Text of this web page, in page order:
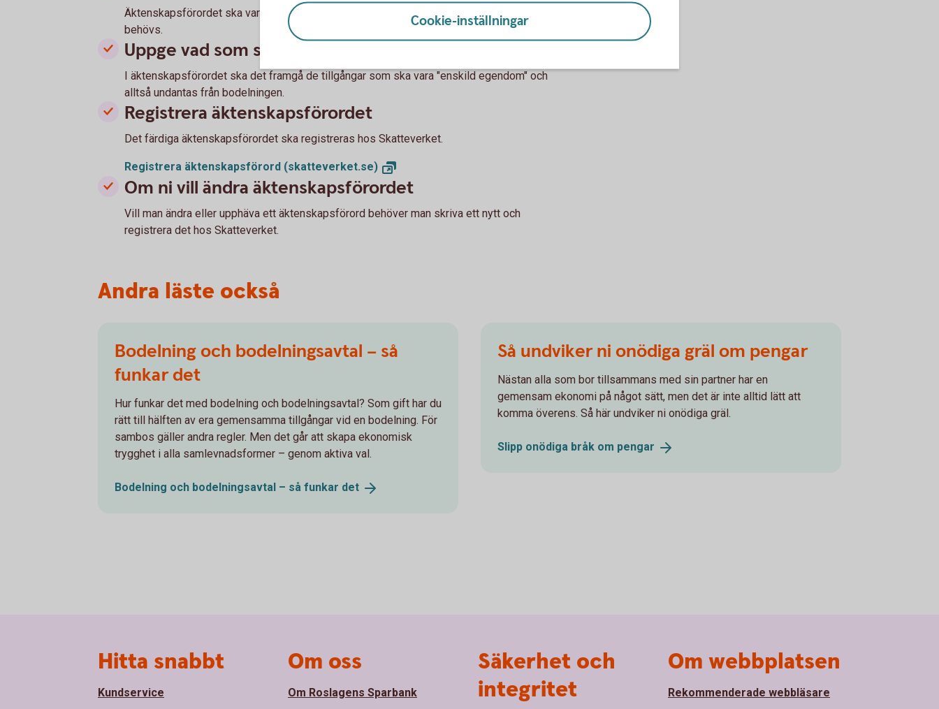
Äktenskapsförordet ska vara daterat och underskrivet av båda parter. Inga vittnen
behövs.
Uppge vad som ska vara enskild egendom
I äktenskapsförordet ska det framgå de tillgångar som ska vara "enskild egendom" och
alltså undantas från bodelningen.
Registrera äktenskapsförordet
Det färdiga äktenskapsförordet ska registreras hos Skatteverket.
Registrera äktenskapsförord (skatteverket.se)
Om ni vill ändra äktenskapsförordet
Vill man ändra eller upphäva ett äktenskapsförord behöver man skriva ett nytt och
registrera det hos Skatteverket.
Andra läste också
Bodelning och bodelningsavtal – så
funkar det
Hur funkar det med bodelning och bodelningsavtal? Som gift har du
rätt till hälften av era gemensamma tillgångar vid en bodelning. För
sambos gäller andra regler. Men det går att skapa ekonomisk
trygghet i alla samlevnadsformer – genom aktiva val.
Bodelning och bodelningsavtal – så funkar det
Så undviker ni onödiga gräl om pengar
Nästan alla som bor tillsammans med sin partner har en
gemensam ekonomi på något sätt, men det är inte alltid lätt att
komma överens. Så här undviker ni onödiga gräl.
Slipp onödiga bråk om pengar
Cookie-inställningar
Hitta snabbt
Kundservice
Om oss
Om Roslagens Sparbank
Säkerhet och
integritet
Om webbplatsen
Rekommenderade webbläsare